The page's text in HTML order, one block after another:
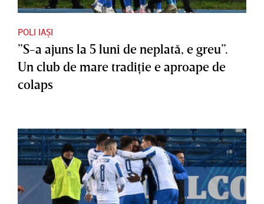
POLI IAȘI
”S-a ajuns la 5 luni de neplată, e greu”.
Un club de mare tradiţie e aproape de
colaps